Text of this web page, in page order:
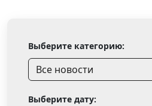
Выберите категорию:
Выберите дату: